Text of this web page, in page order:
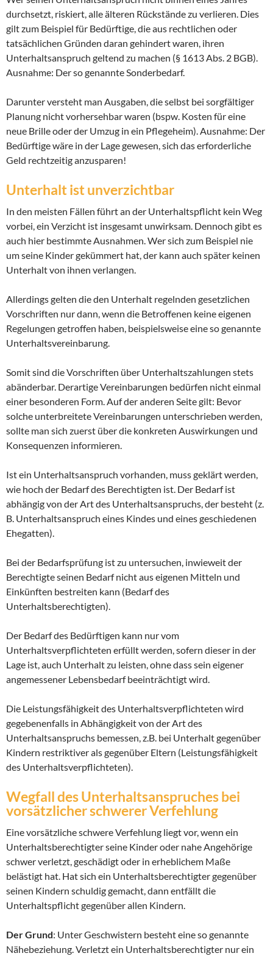
durchsetzt, riskiert, alle älteren Rückstände zu verlieren. Dies
gilt zum Beispiel für Bedürftige, die aus rechtlichen oder
tatsächlichen Gründen daran gehindert waren, ihren
Unterhaltsanspruch geltend zu machen (§ 1613 Abs. 2 BGB).
Ausnahme: Der so genannte Sonderbedarf.
Darunter versteht man Ausgaben, die selbst bei sorgfältiger
Planung nicht vorhersehbar waren (bspw. Kosten für eine
neue Brille oder der Umzug in ein Pflegeheim). Ausnahme: Der
Bedürftige wäre in der Lage gewesen, sich das erforderliche
Geld rechtzeitig anzusparen!
Unterhalt ist unverzichtbar
In den meisten Fällen führt an der Unterhaltspflicht kein Weg
vorbei, ein Verzicht ist insgesamt unwirksam. Dennoch gibt es
auch hier bestimmte Ausnahmen. Wer sich zum Beispiel nie
um seine Kinder gekümmert hat, der kann auch später keinen
Unterhalt von ihnen verlangen.
Allerdings gelten die den Unterhalt regelnden gesetzlichen
Vorschriften nur dann, wenn die Betroffenen keine eigenen
Regelungen getroffen haben, beispielsweise eine so genannte
Unterhaltsvereinbarung.
Somit sind die Vorschriften über Unterhaltszahlungen stets
abänderbar. Derartige Vereinbarungen bedürfen nicht einmal
einer besonderen Form. Auf der anderen Seite gilt: Bevor
solche unterbreitete Vereinbarungen unterschrieben werden,
sollte man sich zuerst über die konkreten Auswirkungen und
Konsequenzen informieren.
Ist ein Unterhaltsanspruch vorhanden, muss geklärt werden,
wie hoch der Bedarf des Berechtigten ist. Der Bedarf ist
abhängig von der Art des Unterhaltsanspruchs, der besteht (z.
B. Unterhaltsanspruch eines Kindes und eines geschiedenen
Ehegatten).
Bei der Bedarfsprüfung ist zu untersuchen, inwieweit der
Berechtigte seinen Bedarf nicht aus eigenen Mitteln und
Einkünften bestreiten kann (Bedarf des
Unterhaltsberechtigten).
Der Bedarf des Bedürftigen kann nur vom
Unterhaltsverpflichteten erfüllt werden, sofern dieser in der
Lage ist, auch Unterhalt zu leisten, ohne dass sein eigener
angemessener Lebensbedarf beeinträchtigt wird.
Die Leistungsfähigkeit des Unterhaltsverpflichteten wird
gegebenenfalls in Abhängigkeit von der Art des
Unterhaltsanspruchs bemessen, z.B. bei Unterhalt gegenüber
Kindern restriktiver als gegenüber Eltern (Leistungsfähigkeit
des Unterhaltsverpflichteten).
Wegfall des Unterhaltsanspruches bei
vorsätzlicher schwerer Verfehlung
Eine vorsätzliche schwere Verfehlung liegt vor, wenn ein
Unterhaltsberechtigter seine Kinder oder nahe Angehörige
schwer verletzt, geschädigt oder in erheblichem Maße
belästigt hat. Hat sich ein Unterhaltsberechtigter gegenüber
seinen Kindern schuldig gemacht, dann entfällt die
Unterhaltspflicht gegenüber allen Kindern.
Der Grund: Unter Geschwistern besteht eine so genannte
Nähebeziehung. Verletzt ein Unterhaltsberechtigter nur ein